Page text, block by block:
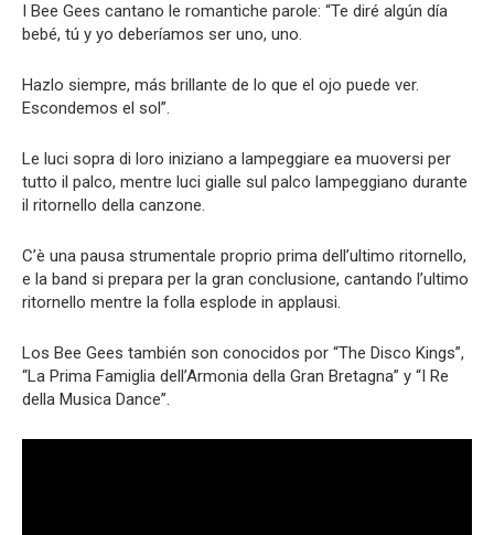
I Bee Gees cantano le romantiche parole: “Te diré algún día
bebé, tú y yo deberíamos ser uno, uno.
Hazlo siempre, más brillante de lo que el ojo puede ver.
Escondemos el sol”.
Le luci sopra di loro iniziano a lampeggiare ea muoversi per
tutto il palco, mentre luci gialle sul palco lampeggiano durante
il ritornello della canzone.
C’è una pausa strumentale proprio prima dell’ultimo ritornello,
e la band si prepara per la gran conclusione, cantando l’ultimo
ritornello mentre la folla esplode in applausi.
Los Bee Gees también son conocidos por “The Disco Kings”,
“La Prima Famiglia dell’Armonia della Gran Bretagna” y “I Re
della Musica Dance”.